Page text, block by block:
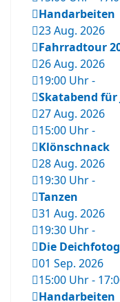
Handarbeiten
23 Aug. 2026
Fahrradtour
26 Aug. 2026
19:00 Uhr-
Skatabend für
27 Aug. 2026
15:00 Uhr-
Klönschnack
28 Aug. 2026
19:30 Uhr-
Tanzen
31 Aug. 2026
19:30 Uhr-
Die
01 Sep. 2026
15:00 Uhr-
Handarbeiten